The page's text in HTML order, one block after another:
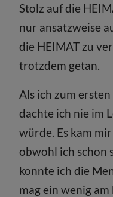
Stolz auf die
nur ansatzweise
die HEIMAT zu
trotzdem getan.
Als ich zum
dachte ich nie im
würde. Es kam
obwohl ich schon
konnte ich die
mag ein wenig